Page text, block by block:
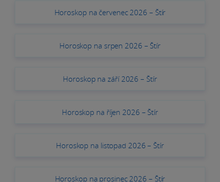
Horoskop na červenec 2026 – Štír
Horoskop na srpen 2026 – Štír
Horoskop na září 2026 – Štír
Horoskop na říjen 2026 – Štír
Horoskop na listopad 2026 – Štír
Horoskop na prosinec 2026 – Štír